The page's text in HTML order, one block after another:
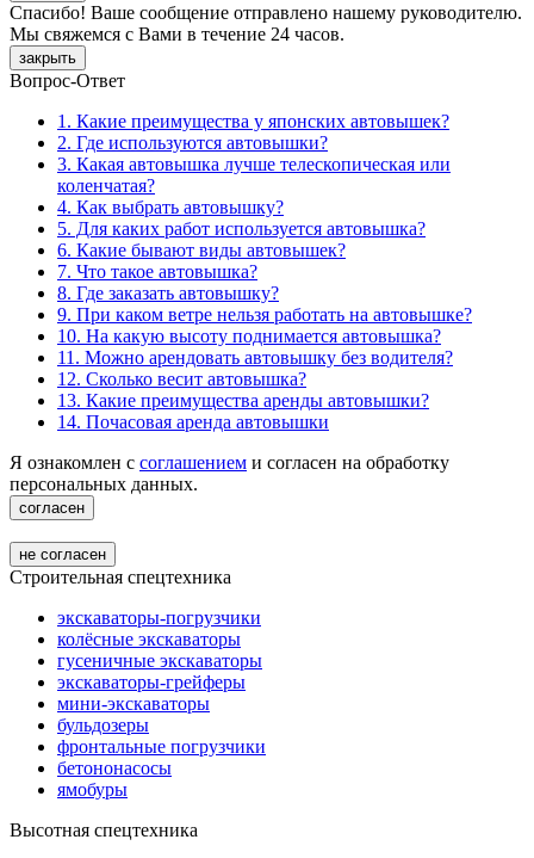
Спасибо! Ваше сообщение отправлено нашему руководителю.
Мы свяжемся с Вами в течение 24 часов.
закрыть
Вопрос-Ответ
1. Какие преимущества у японских автовышек?
2. Где используются автовышки?
3. Какая автовышка лучше телескопическая или
коленчатая?
4. Как выбрать автовышку?
5. Для каких работ используется автовышка?
6. Какие бывают виды автовышек?
7. Что такое автовышка?
8. Где заказать автовышку?
9. При каком ветре нельзя работать на автовышке?
10. На какую высоту поднимается автовышка?
11. Можно арендовать автовышку без водителя?
12. Сколько весит автовышка?
13. Какие преимущества аренды автовышки?
14. Почасовая аренда автовышки
Я ознакомлен с соглашением и согласен на обработку
персональных данных.
согласен
не согласен
Строительная спецтехника
экскаваторы-погрузчики
колёсные экскаваторы
гусеничные экскаваторы
экскаваторы-грейферы
мини-экскаваторы
бульдозеры
фронтальные погрузчики
бетононасосы
ямобуры
Высотная спецтехника